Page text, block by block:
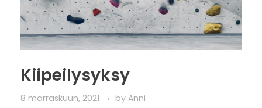
Kiipeilysyksy
8 marraskuun, 2021 by Anni